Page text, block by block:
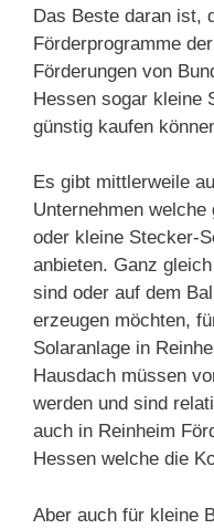
Das Beste daran ist,
Förderprogramme
Förderungen von
Hessen sogar kleine
günstig kaufen
Es gibt mittlerweile
Unternehmen
oder kleine Stecker-
anbieten. Ganz
sind oder auf dem
erzeugen möchten,
Solaranlage in
Hausdach müssen
werden und sind
auch in Reinheim
Hessen welche die
Aber auch für kleine